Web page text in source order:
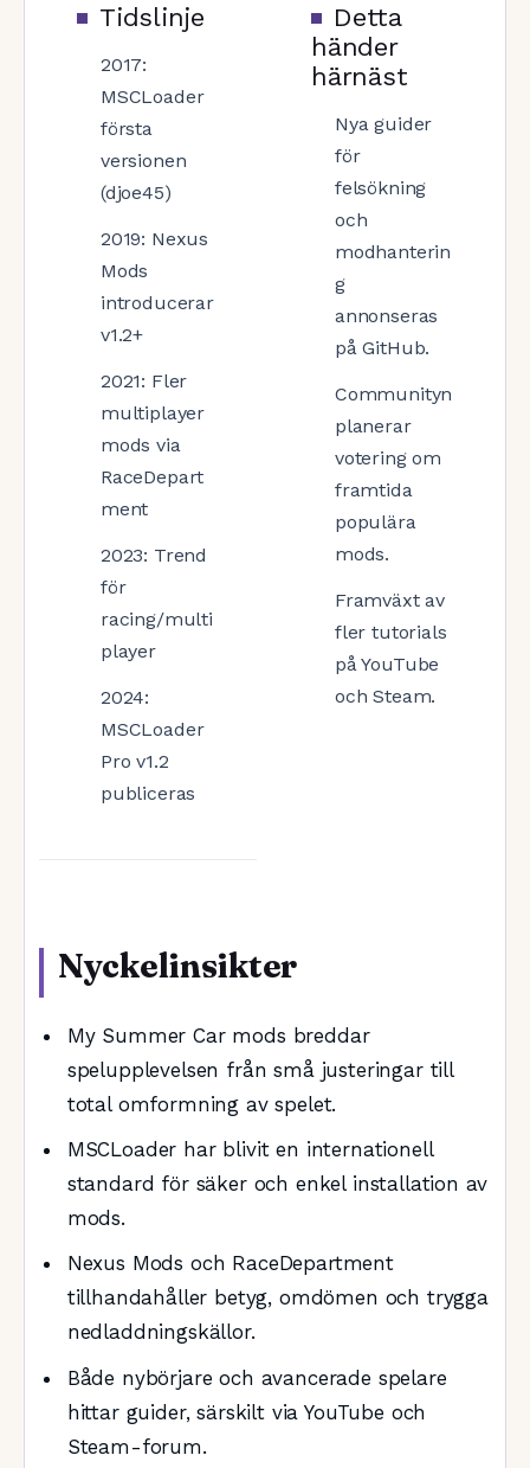
Tidslinje
2017:
MSCLoader
första
versionen
(djoe45)
2019: Nexus
Mods
introducerar
v1.2+
2021: Fler
multiplayer
mods via
RaceDepart
ment
2023: Trend
för
racing/multi
player
2024:
MSCLoader
Pro v1.2
publiceras
Detta
händer
härnäst
Nya guider
för
felsökning
och
modhanterin
g
annonseras
på GitHub.
Communityn
planerar
votering om
framtida
populära
mods.
Framväxt av
fler tutorials
på YouTube
och Steam.
Nyckelinsikter
My Summer Car mods breddar
spelupplevelsen från små justeringar till
total omformning av spelet.
MSCLoader har blivit en internationell
standard för säker och enkel installation av
mods.
Nexus Mods och RaceDepartment
tillhandahåller betyg, omdömen och trygga
nedladdningskällor.
Både nybörjare och avancerade spelare
hittar guider, särskilt via YouTube och
Steam-forum.